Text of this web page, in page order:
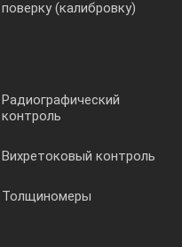
поверку (калибровку)
Радиографический
контроль
Вихретоковый контроль
Толщиномеры